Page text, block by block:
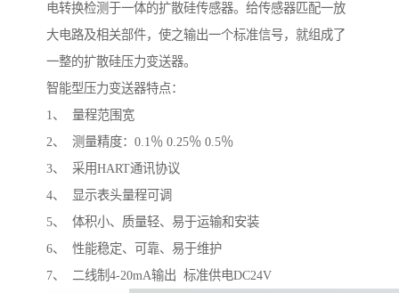
电转换检测于一体的扩散硅传感器。给传感器匹配一放
大电路及相关部件，使之输出一个标准信号，就组成了
一整的扩散硅压力变送器。
智能型压力变送器特点：
1、 量程范围宽
2、 测量精度：0.1％ 0.25％ 0.5％
3、 采用HART通讯协议
4、 显示表头量程可调
5、 体积小、质量轻、易于运输和安装
6、 性能稳定、可靠、易于维护
7、 二线制4-20mA输出 标准供电DC24V